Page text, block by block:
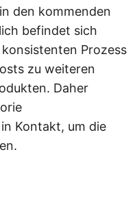
in den kommenden
befindet sich
Prozess
zu weiteren
Daher
in Kontakt, um die